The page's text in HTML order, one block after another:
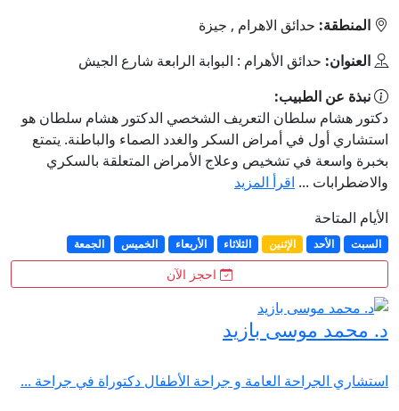
المنطقة: حدائق الاهرام , جيزة
العنوان: حدائق الأهرام : البوابة الرابعة شارع الجيش
نبذة عن الطبيب:
دكتور هشام سلطان التعريف الشخصي الدكتور هشام سلطان هو
استشاري أول في أمراض السكر والغدد الصماء والباطنة. يتمتع
بخبرة واسعة في تشخيص وعلاج الأمراض المتعلقة بالسكري
والاضطرابات ... اقرأ المزيد
الأيام المتاحة
السبت الأحد الإثنين الثلاثاء الأربعاء الخميس الجمعة
احجز الآن
د. محمد موسى بازيد
استشاري الجراحة العامة و جراحة الأطفال دكتوراة في جراحة ...